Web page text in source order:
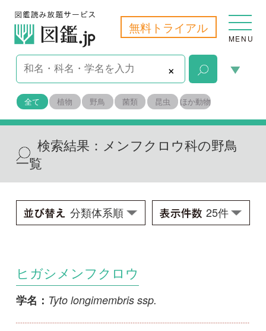
無料トライアル
MENU
×
全て 植物 野鳥 菌類 昆虫 ほか動物
検索結果：メンフクロウ科の野鳥
ヒガシメンフクロウ